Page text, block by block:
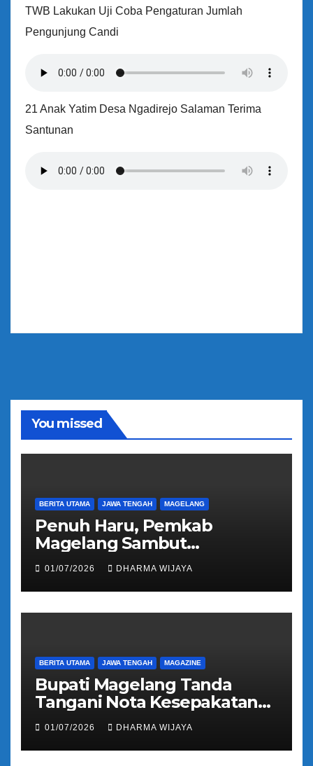
TWB Lakukan Uji Coba Pengaturan Jumlah
Pengunjung Candi
21 Anak Yatim Desa Ngadirejo Salaman Terima
Santunan
You missed
BERITA UTAMA JAWA TENGAH MAGELANG
Penuh Haru, Pemkab
Magelang Sambut
Kepulangan Jemaah Haji
Kloter 81
01/07/2026 DHARMA WIJAYA
BERITA UTAMA JAWA TENGAH MAGAZINE
Bupati Magelang Tanda
Tangani Nota Kesepakatan
Pengalihan Pelayanan
Regident Di Kecamatan
Bandongan
01/07/2026 DHARMA WIJAYA